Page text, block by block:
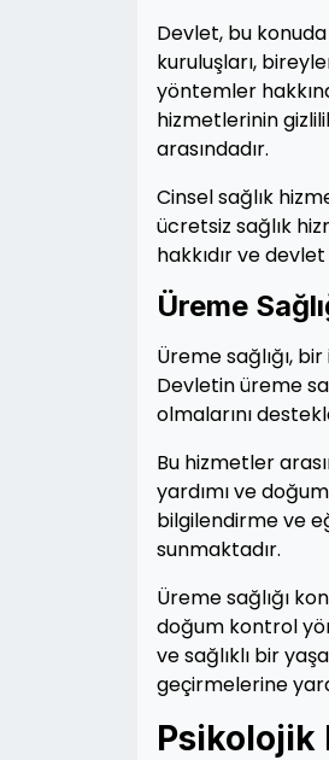
Devlet, bu
kuruluşları,
yöntemler
hizmetlerinin
arasındadır.
Cinsel sağlık
ücretsiz sağlık
hakkıdır ve
Üreme
Üreme sağlığı,
Devletin üreme
olmalarını
Bu hizmetler
yardımı ve
bilgilendirme ve
sunmaktadır.
Üreme sağlığı
doğum kontrol
ve sağlıklı bir
geçirmelerine
Psikolojik